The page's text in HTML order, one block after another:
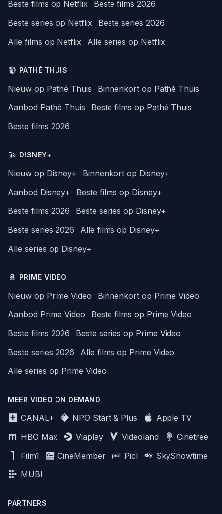
Beste films op Netflix
Beste films 2026
Beste series op Netflix
Beste series 2026
Alle films op Netflix
Alle series op Netflix
PATHÉ THUIS
Nieuw op Pathé Thuis
Binnenkort op Pathé Thuis
Aanbod Pathé Thuis
Beste films op Pathé Thuis
Beste films 2026
DISNEY+
Nieuw op Disney+
Binnenkort op Disney+
Aanbod Disney+
Beste films op Disney+
Beste films 2026
Beste series op Disney+
Beste series 2026
Alle films op Disney+
Alle series op Disney+
PRIME VIDEO
Nieuw op Prime Video
Binnenkort op Prime Video
Aanbod Prime Video
Beste films op Prime Video
Beste films 2026
Beste series op Prime Video
Beste series 2026
Alle films op Prime Video
Alle series op Prime Video
MEER VIDEO ON DEMAND
CANAL+ NPO Start & Plus
Apple TV
HBO Max
Viaplay Videoland
Cinetree
Film1
CineMember Picl
SkyShowtime
MUBI
PARTNERS